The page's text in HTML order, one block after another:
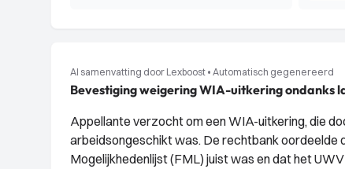
AI samenvatting door Lexboost • Automatisch gegenereerd
Bevestiging weigering WIA-uitkering ondanks
Appellante verzocht om een WIA-uitkering, die
arbeidsongeschikt was. De rechtbank oordeelde
Mogelijkhedenlijst (FML) juist was en dat het